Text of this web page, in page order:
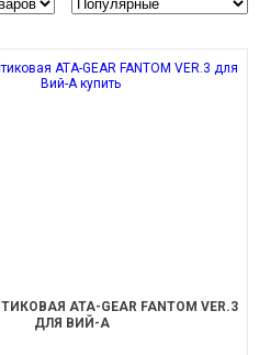
ATA-GEAR FANTOM VER.3
ДЛЯ ВИЙ-А